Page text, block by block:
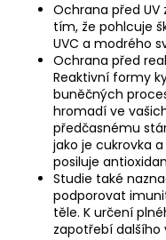
Ochrana před UV
tím, že pohlcuje
UVC a modrého
Ochrana před
Reaktivní formy
buněčných
hromadí ve
předčasnému
jako je cukrovka
posiluje
Studie také
podporovat
těle. K určení
zapotřebí dalšího